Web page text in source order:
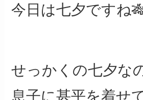
今日は七夕ですね
せっかくの七夕な
息子に甚平を着せ